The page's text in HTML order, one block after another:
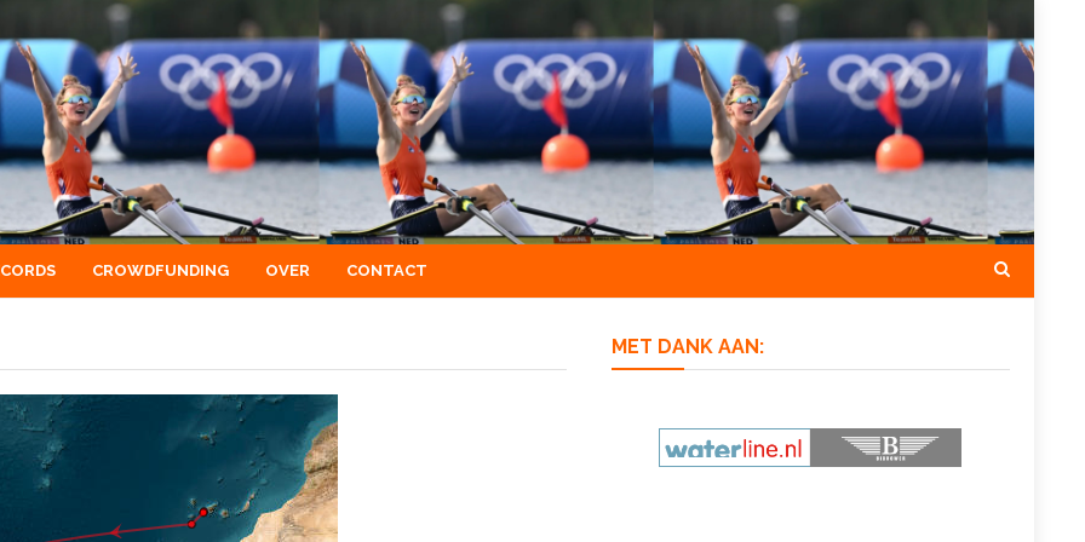
CROWDFUNDING OVER CONTACT
MET DANK AAN: